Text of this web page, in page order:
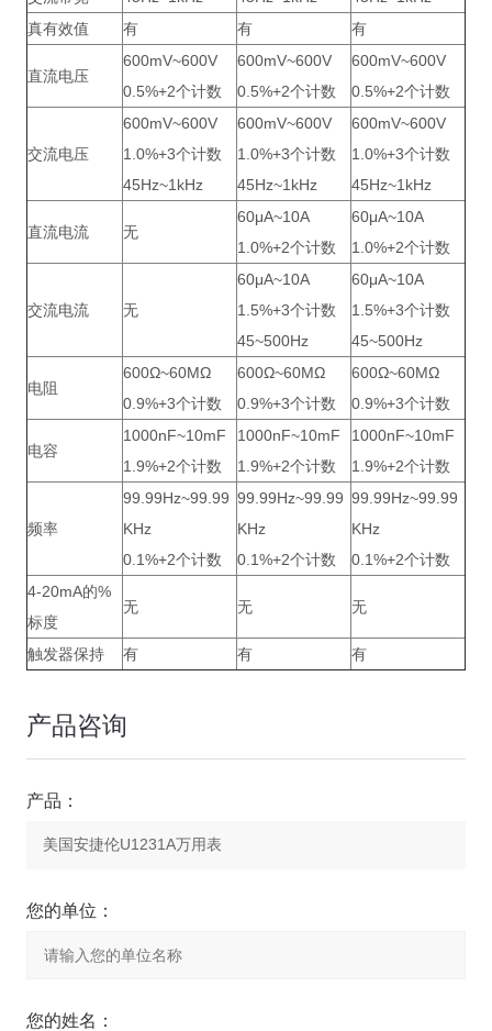
真有效值
有 有 有
直流电压
600mV~600V
0.5%+2个计数
600mV~600V
0.5%+2个计数
600mV~600V
0.5%+2个计数
交流电压
600mV~600V
1.0%+3个计数
45Hz~1kHz
600mV~600V
1.0%+3个计数
45Hz~1kHz
600mV~600V
1.0%+3个计数
45Hz~1kHz
直流电流 无
60μA~10A
1.0%+2个计数
60μA~10A
1.0%+2个计数
交流电流 无
60μA~10A
1.5%+3个计数
45~500Hz
60μA~10A
1.5%+3个计数
45~500Hz
电阻
600Ω~60MΩ
0.9%+3个计数
600Ω~60MΩ
0.9%+3个计数
600Ω~60MΩ
0.9%+3个计数
电容
1000nF~10mF
1.9%+2个计数
1000nF~10mF
1.9%+2个计数
1000nF~10mF
1.9%+2个计数
频率
99.99Hz~99.99
KHz
0.1%+2个计数
99.99Hz~99.99
KHz
0.1%+2个计数
99.99Hz~99.99
KHz
0.1%+2个计数
4-20mA的%
标度
无 无 无
触发器保持 有 有 有
产品咨询
产品：
您的单位：
您的姓名：